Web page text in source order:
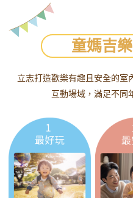
童媽吉
立志打造歡樂有趣且安全的室
互動場域，滿足不同